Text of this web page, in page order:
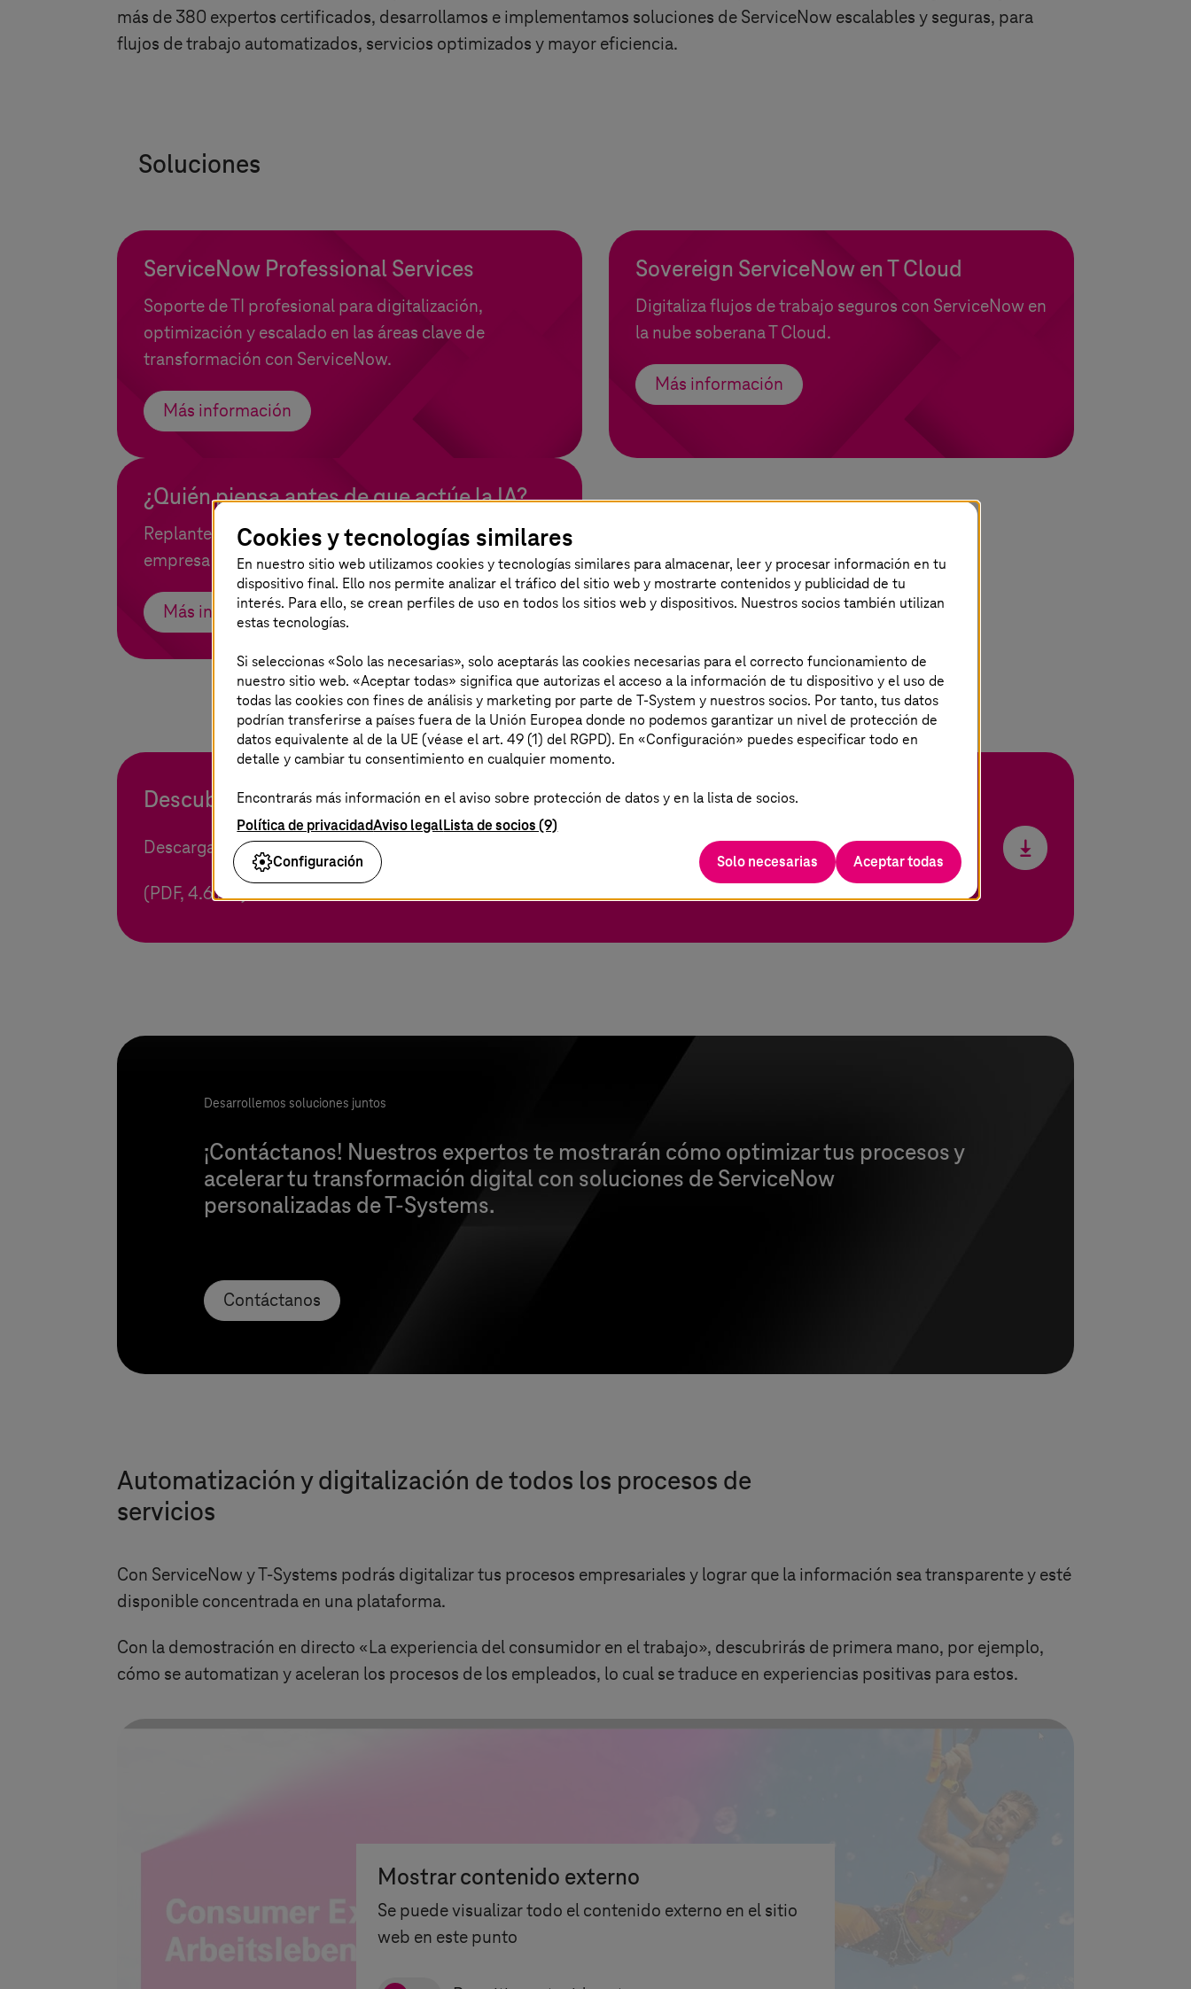
más de 380 expertos certificados, desarrollamos e implementamos soluciones de ServiceNow escalables y seguras, para
flujos de trabajo automatizados, servicios optimizados y mayor eficiencia.
Soluciones
ServiceNow Professional Services
Soporte de TI profesional para digitalización,
optimización y escalado en las áreas clave de
transformación con ServiceNow.
Más información
Sovereign ServiceNow en T Cloud
Digitaliza flujos de trabajo seguros con ServiceNow en
la nube soberanaT Cloud.
Más información
¿Quién piensa antes de que actúe la IA?
Replantearse el sistema: Transformación en una
empresa responsable respaldada por la IA.
Más información
Descubre servicios optimizados para tu empresa
Descarga nuestro folleto y explora soluciones de ServiceNow más inteligentes, rápidas y efectivas.
(PDF, 4.6 MB)
Desarrollemos soluciones juntos
¡Contáctanos! Nuestros expertos te mostrarán cómo optimizar tus procesos y
acelerar tu transformación digital con soluciones de ServiceNow
personalizadas deT-Systems.
Contáctanos
Automatización y digitalización de todos los procesos de
servicios
Mostrar contenido externo
Se puede visualizar todo el contenido externo en el sitio
web en este punto
Con ServiceNow yT-Systems podrás digitalizar tus procesos empresariales y lograr que la información sea transparente y esté
disponible concentrada en una plataforma.
Con la demostración en directo «La experiencia del consumidor en el trabajo», descubrirás de primera mano, por ejemplo,
cómo se automatizan y aceleran los procesos de los empleados, lo cual se traduce en experiencias positivas para estos.
Cookies y tecnologías similares
En nuestro sitio web utilizamos cookies y tecnologías similares para almacenar, leer y procesar información en tu
dispositivo final. Ello nos permite analizar el tráfico del sitio web y mostrarte contenidos y publicidad de tu
interés. Para ello, se crean perfiles de uso en todos los sitios web y dispositivos. Nuestros socios también utilizan
estas tecnologías.
Si seleccionas «Solo las necesarias», solo aceptarás las cookies necesarias para el correcto funcionamiento de
nuestro sitio web. «Aceptar todas» significa que autorizas el acceso a la información de tu dispositivo y el uso de
todas las cookies con fines de análisis y marketing por parte de T-System y nuestros socios. Por tanto, tus datos
podrían transferirse a países fuera de la Unión Europea donde no podemos garantizar un nivel de protección de
datos equivalente al de la UE (véase el art. 49 (1) del RGPD). En «Configuración» puedes especificar todo en
detalle y cambiar tu consentimiento en cualquier momento.
Encontrarás más información en el aviso sobre protección de datos y en la lista de socios.
Política de privacidadAviso legalLista de socios (9)
Configuración
Solo necesarias Aceptar todas